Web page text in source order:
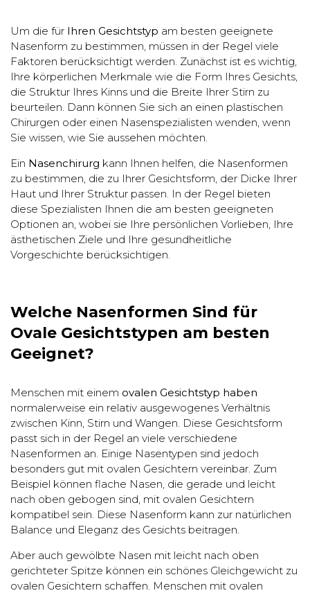
Um die für Ihren Gesichtstyp am besten geeignete
Nasenform zu bestimmen, müssen in der Regel viele
Faktoren berücksichtigt werden. Zunächst ist es wichtig,
Ihre körperlichen Merkmale wie die Form Ihres Gesichts,
die Struktur Ihres Kinns und die Breite Ihrer Stirn zu
beurteilen. Dann können Sie sich an einen plastischen
Chirurgen oder einen Nasenspezialisten wenden, wenn
Sie wissen, wie Sie aussehen möchten.
Ein Nasenchirurg kann Ihnen helfen, die Nasenformen
zu bestimmen, die zu Ihrer Gesichtsform, der Dicke Ihrer
Haut und Ihrer Struktur passen. In der Regel bieten
diese Spezialisten Ihnen die am besten geeigneten
Optionen an, wobei sie Ihre persönlichen Vorlieben, Ihre
ästhetischen Ziele und Ihre gesundheitliche
Vorgeschichte berücksichtigen.
Welche Nasenformen Sind für
Ovale Gesichtstypen am besten
Geeignet?
Menschen mit einem ovalen Gesichtstyp haben
normalerweise ein relativ ausgewogenes Verhältnis
zwischen Kinn, Stirn und Wangen. Diese Gesichtsform
passt sich in der Regel an viele verschiedene
Nasenformen an. Einige Nasentypen sind jedoch
besonders gut mit ovalen Gesichtern vereinbar. Zum
Beispiel können flache Nasen, die gerade und leicht
nach oben gebogen sind, mit ovalen Gesichtern
kompatibel sein. Diese Nasenform kann zur natürlichen
Balance und Eleganz des Gesichts beitragen.
Aber auch gewölbte Nasen mit leicht nach oben
gerichteter Spitze können ein schönes Gleichgewicht zu
ovalen Gesichtern schaffen. Menschen mit ovalen